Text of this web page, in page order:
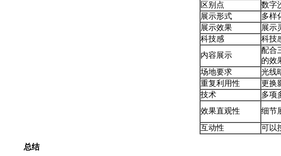
区别点 数字
展示形式
多样
展示效果
展示
科技感
科技
内容展示
配合
的效
场地要求
光线
重复利用性
更换
技术
多项
效果直观性
细节
互动性
可以
总结